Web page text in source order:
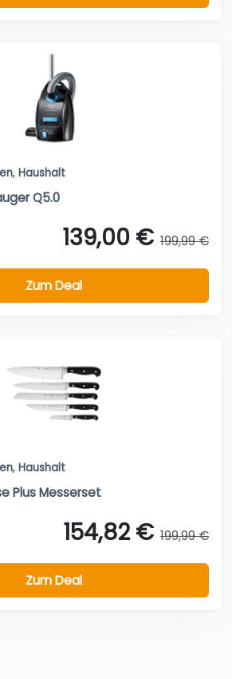
, Haushalt
Q5.0
139,00 € 199,99 €
Zum Deal
, Haushalt
Plus Messerset
154,82 € 199,99 €
Zum Deal